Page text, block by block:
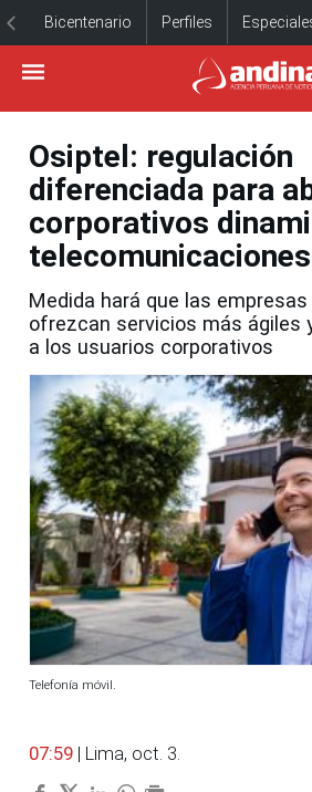
Bicentenario Perfiles
Osiptel: regulación
diferenciada para
corporativos
telecomunicaciones
Medida hará que las
ofrezcan servicios más ágiles
a los usuarios corporativos
Telefonía móvil.
07:59 | Lima, oct. 3.